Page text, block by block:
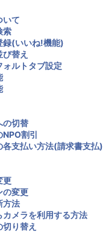
いて
索
録(いいね!機能)
替え
ォルトタブ設定
の切替
割引
各支払い方法(請求書支払)
更
の変更
方法
カメラを利用する方法
り替え